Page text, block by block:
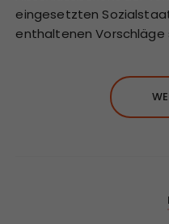
eingesetzten
enthaltenen Vorschläge